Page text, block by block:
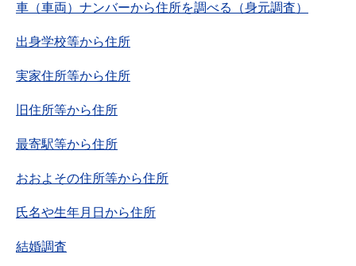
車（車両）ナンバーから住所を調べる（身元調査）
出身学校等から住所
実家住所等から住所
旧住所等から住所
最寄駅等から住所
おおよその住所等から住所
氏名や生年月日から住所
結婚調査